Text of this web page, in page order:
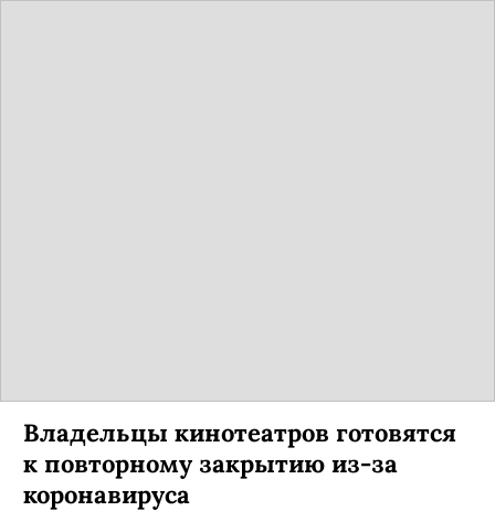
Владельцы кинотеатров готовятся
к повторному закрытию из-за
коронавируса